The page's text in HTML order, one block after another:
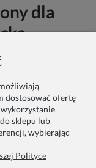
dla
Garnitury i
odpowiedź na
styl, wygodę i
rodzinne święta,
z
dostosować ofertę
sklepu lub
wybierając
Polityce